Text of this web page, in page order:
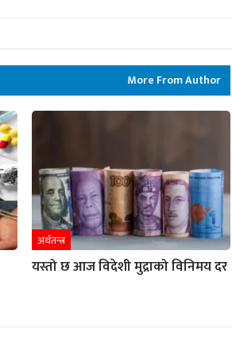
More From Author
अर्थतन्त्र
यस्तो छ आज विदेशी मुद्राको विनिमय दर